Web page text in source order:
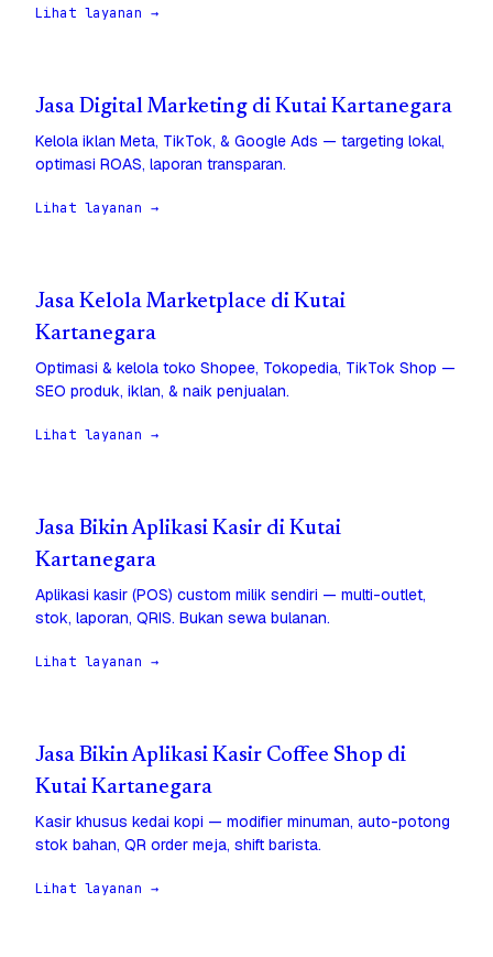
Lihat layanan →
Jasa Digital Marketing di Kutai Kartanegara
Kelola iklan Meta, TikTok, & Google Ads — targeting lokal,
optimasi ROAS, laporan transparan.
Lihat layanan →
Jasa Kelola Marketplace di Kutai
Kartanegara
Optimasi & kelola toko Shopee, Tokopedia, TikTok Shop —
SEO produk, iklan, & naik penjualan.
Lihat layanan →
Jasa Bikin Aplikasi Kasir di Kutai
Kartanegara
Aplikasi kasir (POS) custom milik sendiri — multi-outlet,
stok, laporan, QRIS. Bukan sewa bulanan.
Lihat layanan →
Jasa Bikin Aplikasi Kasir Coffee Shop di
Kutai Kartanegara
Kasir khusus kedai kopi — modifier minuman, auto-potong
stok bahan, QR order meja, shift barista.
Lihat layanan →